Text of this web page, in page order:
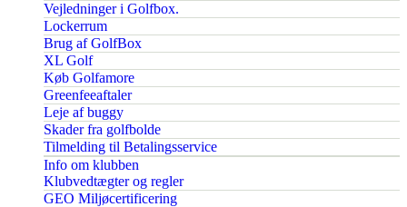
Vejledninger i Golfbox.
Lockerrum
Brug af GolfBox
XL Golf
Køb Golfamore
Greenfeeaftaler
Leje af buggy
Skader fra golfbolde
Tilmelding til Betalingsservice
Info om klubben
Klubvedtægter og regler
GEO Miljøcertificering